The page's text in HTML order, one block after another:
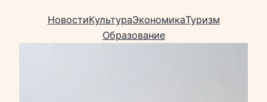
НовостиКультураЭкономикаТуризм
Образование